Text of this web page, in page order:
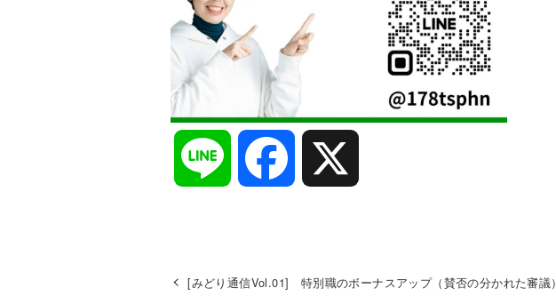
[みどり通信Vol.01] 特別職のボーナスアップ（賛否の分かれた審議）